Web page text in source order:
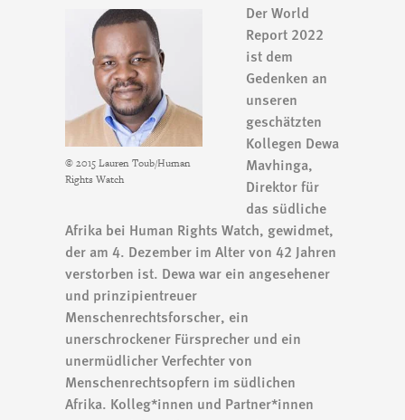
© 2015 Lauren Toub/Human
Rights Watch
Der World
Report 2022
ist dem
Gedenken an
unseren
geschätzten
Kollegen Dewa
Mavhinga,
Direktor für
das südliche
Afrika bei Human Rights Watch, gewidmet,
der am 4. Dezember im Alter von 42 Jahren
verstorben ist. Dewa war ein angesehener
und prinzipientreuer
Menschenrechtsforscher, ein
unerschrockener Fürsprecher und ein
unermüdlicher Verfechter von
Menschenrechtsopfern im südlichen
Afrika. Kolleg*innen und Partner*innen